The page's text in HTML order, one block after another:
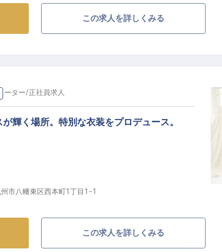
チャペルや披露宴会場のご案内から、お二人の希
瞬間を創り上げるお仕事です。
なしの心を大切にされる方、ぜひご応募くださ
タリティ、サービス研修など、多彩な研修プログ
際的なホテルならではのスキルアップも可能で
・ワンによる宿泊や映画、レジャー施設の優待も
ートとのバランスも取りやすい環境です。
を演出するプロフェッショナルとして、あなたの
この求人を詳しくみる
ーター/正社員求人
輝く場所。特別な衣装をプロデュース。
新婦様の幸せな瞬間を彩るお仕事です。ウエディン
市八幡東区西本町1丁目1−1
この求人を詳しくみる